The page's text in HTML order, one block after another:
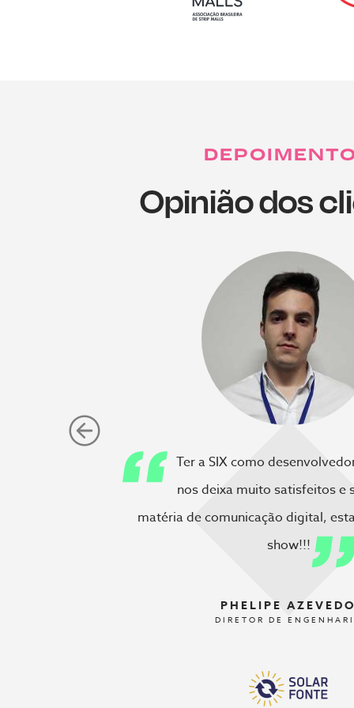
Opinião dos
Ter a SIX como
nos deixa muito satisfeitos e
matéria de comunicação digital,
show!!!
PHELIPE
DIRETOR DE